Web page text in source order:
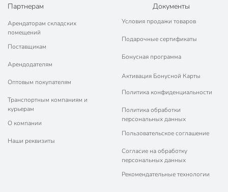
Партнерам
Арендаторам складских
помещений
Поставщикам
Арендодателям
Оптовым покупателям
Транспортным компаниям и
курьерам
О компании
Наши реквизиты
Документы
Условия продажи товаров
Подарочные сертификаты
Бонусная программа
Активация Бонусной Карты
Политика конфиденциальности
Политика обработки
персональных данных
Пользовательское соглашение
Согласие на обработку
персональных данных
Рекомендательные технологии